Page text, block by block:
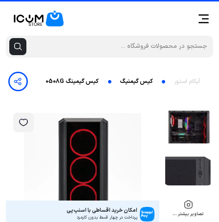
آیکام استور کیس گیمنیگ کیس گیمینگ MB Z390 GAMING X-CF-i5-9600KF-RAM 32G DDR4-SSD 256G+1TB HDD-NVIDIA RTX 30508G
تصاویر بیشتر … امکان خرید اقساطی با اسنپ‌پی
پرداخت در چهار قسط بدون کارمزد